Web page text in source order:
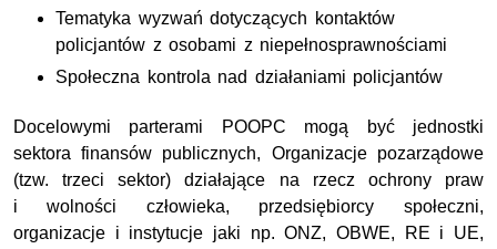
Tematyka wyzwań dotyczących kontaktów
policjantów z osobami z niepełnosprawnościami
Społeczna kontrola nad działaniami policjantów
Docelowymi parterami POOPC mogą być jednostki
sektora finansów publicznych, Organizacje pozarządowe
(tzw. trzeci sektor) działające na rzecz ochrony praw
i wolności człowieka, przedsiębiorcy społeczni,
organizacje i instytucje jaki np. ONZ, OBWE, RE i UE,